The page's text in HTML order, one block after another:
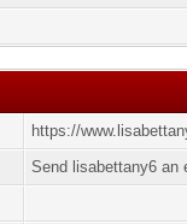
https://
Send lisabettany6 an